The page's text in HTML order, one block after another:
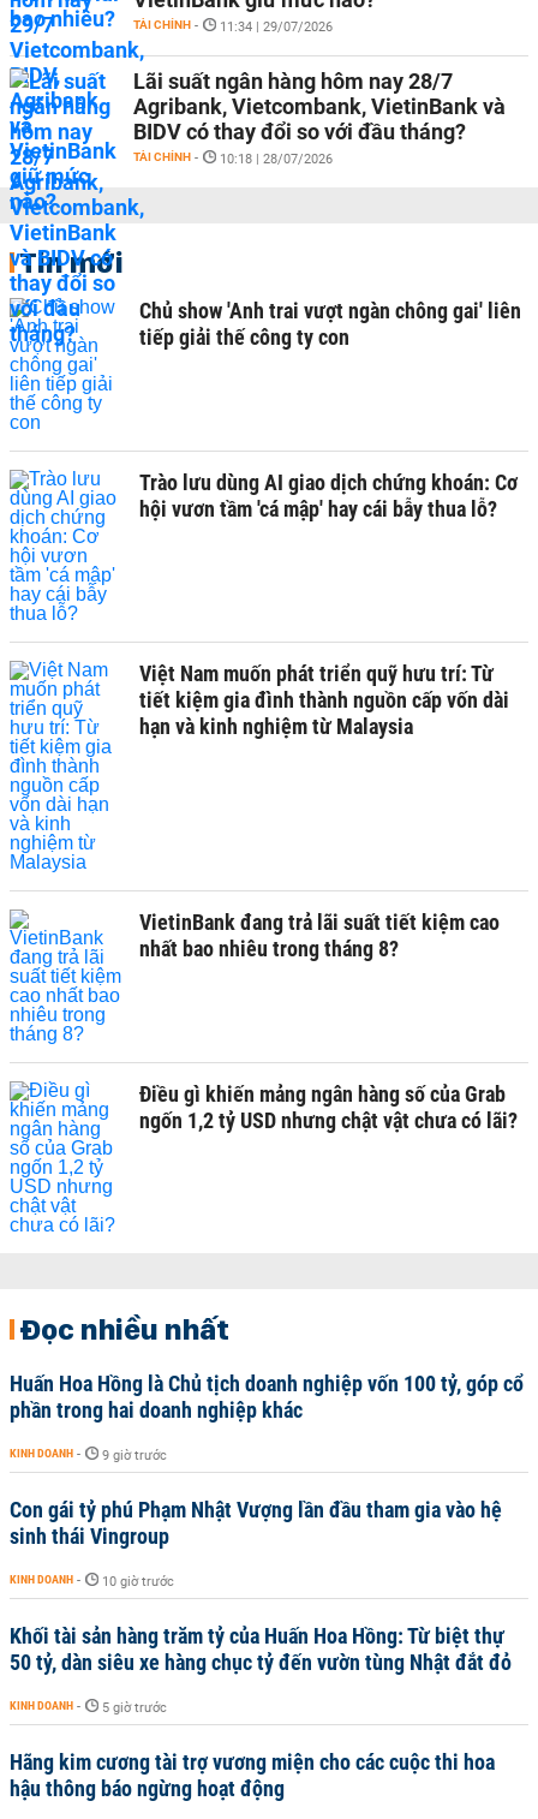
TÀI CHÍNH - 11:34 | 29/07/2026
Lãi suất ngân hàng hôm nay 28/7
Agribank, Vietcombank, VietinBank và
BIDV có thay đổi so với đầu tháng?
TÀI CHÍNH - 10:18 | 28/07/2026
Tin mới
Chủ show 'Anh trai vượt ngàn chông gai' liên
tiếp giải thế công ty con
Trào lưu dùng AI giao dịch chứng khoán: Cơ
hội vươn tầm 'cá mập' hay cái bẫy thua lỗ?
Việt Nam muốn phát triển quỹ hưu trí: Từ
tiết kiệm gia đình thành nguồn cấp vốn dài
hạn và kinh nghiệm từ Malaysia
VietinBank đang trả lãi suất tiết kiệm cao
nhất bao nhiêu trong tháng 8?
Điều gì khiến mảng ngân hàng số của Grab
ngốn 1,2 tỷ USD nhưng chật vật chưa có lãi?
Đọc nhiều nhất
Huấn Hoa Hồng là Chủ tịch doanh nghiệp vốn 100 tỷ, góp cổ
phần trong hai doanh nghiệp khác
KINH DOANH - 9 giờ trước
Con gái tỷ phú Phạm Nhật Vượng lần đầu tham gia vào hệ
sinh thái Vingroup
KINH DOANH - 10 giờ trước
Khối tài sản hàng trăm tỷ của Huấn Hoa Hồng: Từ biệt thự
50 tỷ, dàn siêu xe hàng chục tỷ đến vườn tùng Nhật đắt đỏ
KINH DOANH - 5 giờ trước
Hãng kim cương tài trợ vương miện cho các cuộc thi hoa
hậu thông báo ngừng hoạt động